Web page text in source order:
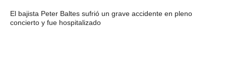
El bajista Peter Baltes sufrió un grave accidente en pleno
concierto y fue hospitalizado